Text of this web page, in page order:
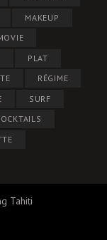
MAKEUP
PLAT
RÉGIME
SURF
Tahiti